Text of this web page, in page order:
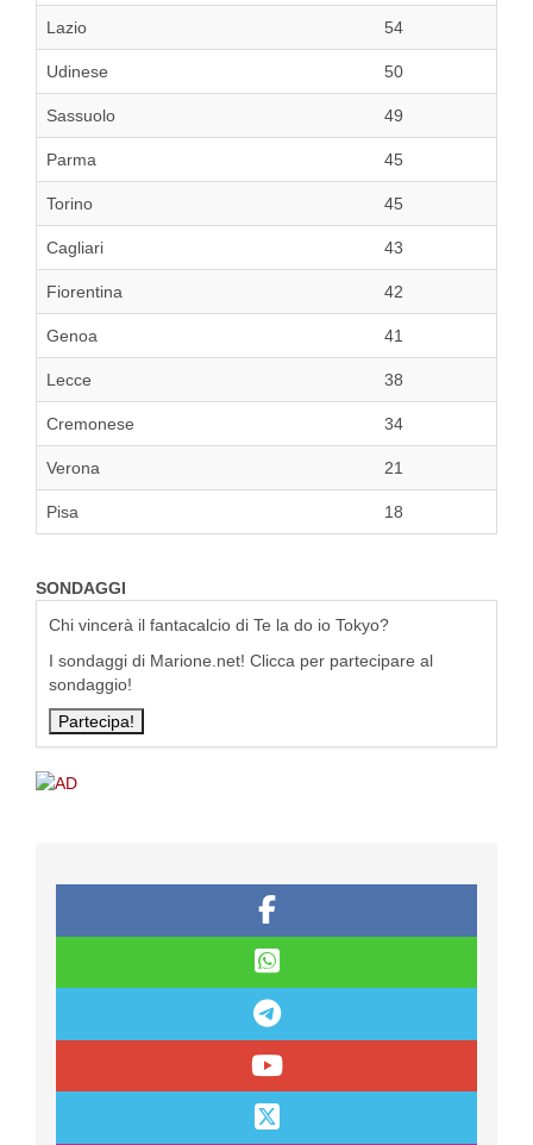
Lazio 54
Udinese 50
Sassuolo 49
Parma 45
Torino 45
Cagliari 43
Fiorentina 42
Genoa 41
Lecce 38
Cremonese 34
Verona 21
Pisa 18
SONDAGGI
Chi vincerà il fantacalcio di Te la do io Tokyo?
I sondaggi di Marione.net! Clicca per partecipare al
sondaggio!